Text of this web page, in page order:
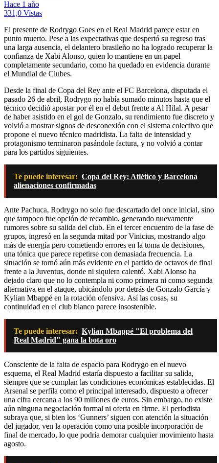
Hace 1 año
331,0 Vistas
El presente de Rodrygo Goes en el Real Madrid parece estar en
punto muerto. Pese a las expectativas que despertó su regreso tras
una larga ausencia, el delantero brasileño no ha logrado recuperar la
confianza de Xabi Alonso, quien lo mantiene en un papel
completamente secundario, como ha quedado en evidencia durante
el Mundial de Clubes.
Desde la final de Copa del Rey ante el FC Barcelona, disputada el
pasado 26 de abril, Rodrygo no había sumado minutos hasta que el
técnico decidió apostar por él en el debut frente a Al Hilal. A pesar
de haber asistido en el gol de Gonzalo, su rendimiento fue discreto y
volvió a mostrar signos de desconexión con el sistema colectivo que
propone el nuevo técnico madridista. La falta de intensidad y
protagonismo terminaron pasándole factura, y no volvió a contar
para los partidos siguientes.
Te puede interesar: Copa del Rey: Atlético y Barcelona
alienaciones confirmadas
Ante Pachuca, Rodrygo no solo fue descartado del once inicial, sino
que tampoco fue opción de recambio, generando nuevamente
rumores sobre su salida del club. En el tercer encuentro de la fase de
grupos, ingresó en la segunda mitad por Vinicius, mostrando algo
más de energía pero cometiendo errores en la toma de decisiones,
una tónica que parece repetirse con demasiada frecuencia. La
situación se tornó aún más evidente en el partido de octavos de final
frente a la Juventus, donde ni siquiera calentó. Xabi Alonso ha
dejado claro que no lo contempla ni como primera ni como segunda
alternativa en el ataque, ubicándolo por detrás de Gonzalo García y
Kylian Mbappé en la rotación ofensiva. Así las cosas, su
continuidad en el club blanco parece insostenible.
Te puede interesar: Kylian Mbappé "El problema del
Real Madrid" gana la bota oro
Consciente de la falta de espacio para Rodrygo en el nuevo
esquema, el Real Madrid estaría dispuesto a facilitar su salida,
siempre que se cumplan las condiciones económicas establecidas. El
Arsenal se perfila como el principal interesado, dispuesto a ofrecer
una cifra cercana a los 90 millones de euros. Sin embargo, no existe
aún ninguna negociación formal ni oferta en firme. El periodista
subraya que, si bien los ‘Gunners’ siguen con atención la situación
del jugador, ven la operación como una posible incorporación de
final de mercado, lo que podría demorar cualquier movimiento hasta
agosto.